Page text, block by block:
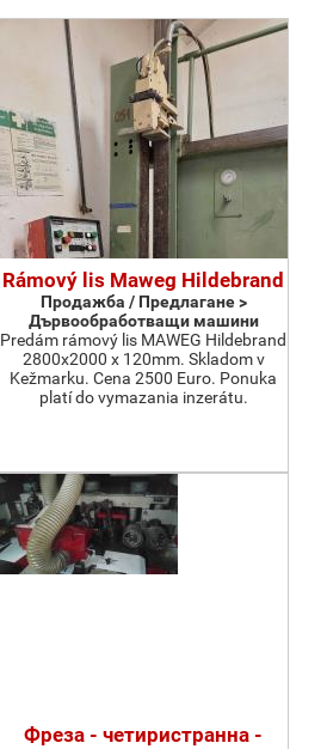
Rámový lis Maweg Hildebrand
Продажба / Предлагане >
Дървообработващи машини
Predám rámový lis MAWEG Hildebrand
2800x2000 x 120mm. Skladom v
Kežmarku. Cena 2500 Euro. Ponuka
platí do vymazania inzerátu.
Фреза - четиристранна -